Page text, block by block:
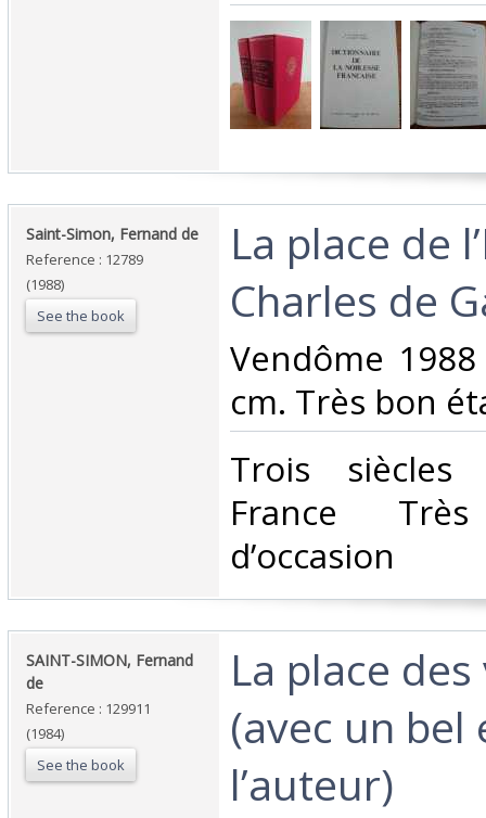
‎Saint-Simon, Fernand de‎
Reference : 12789
(1988)
See the book
‎La place de
Charles de
‎Vendôme
cm. Très bon
‎Trois
France
d’occasion ‎
‎SAINT-SIMON, Fernand
de‎
Reference : 129911
(1984)
See the book
‎La place
(avec un bel
l’auteur)‎